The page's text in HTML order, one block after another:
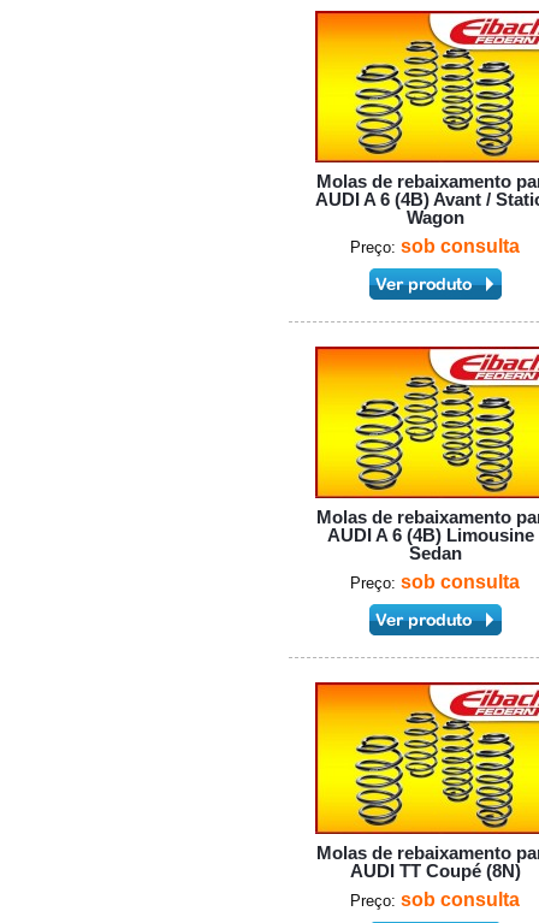
Molas de rebaixamento
AUDI A 6 (4B) Avant /
Wagon
Preço: sob consulta
Molas de rebaixamento
AUDI A 6 (4B) Limousine
Sedan
Preço: sob consulta
Molas de rebaixamento
AUDI TT Coupé (8N)
Preço: sob consulta